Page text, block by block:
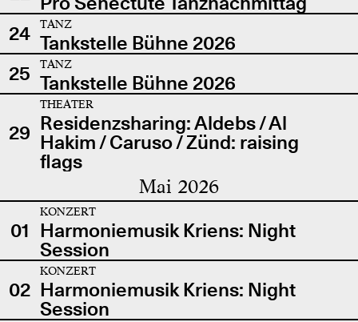
24
TANZ
Tankstelle Bühne 2026
25
TANZ
Tankstelle Bühne 2026
29
THEATER
Residenzsharing: Aldebs / Al
Hakim / Caruso / Zünd: raising
flags
Mai 2026
01
KONZERT
Harmoniemusik Kriens: Night
Session
02
KONZERT
Harmoniemusik Kriens: Night
Session